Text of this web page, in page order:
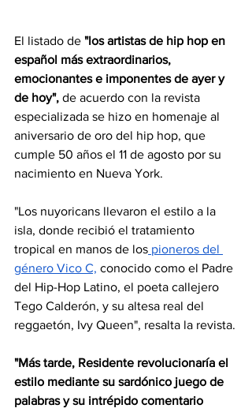
El listado de "los artistas de hip hop en
español más extraordinarios,
emocionantes e imponentes de ayer y
de hoy", de acuerdo con la revista
especializada se hizo en homenaje al
aniversario de oro del hip hop, que
cumple 50 años el 11 de agosto por su
nacimiento en Nueva York.
"Los nuyoricans llevaron el estilo a la
isla, donde recibió el tratamiento
tropical en manos de los pioneros del
género Vico C, conocido como el Padre
del Hip-Hop Latino, el poeta callejero
Tego Calderón, y su altesa real del
reggaetón, Ivy Queen", resalta la revista.
"Más tarde, Residente revolucionaría el
estilo mediante su sardónico juego de
palabras y su intrépido comentario